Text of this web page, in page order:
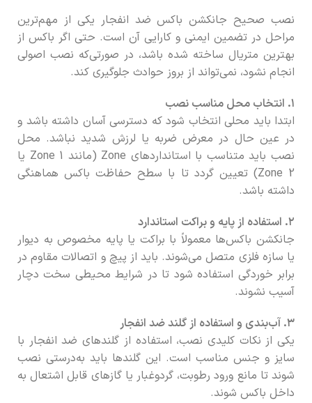
نصب صحیح جانکشن باکس ضد انفجار یکی از مهم‌ترین
مراحل در تضمین ایمنی و کارایی آن است. حتی اگر باکس از
بهترین متریال ساخته شده باشد، در صورتی‌که نصب اصولی
انجام نشود، نمی‌تواند از بروز حوادث جلوگیری کند.
۱. انتخاب محل مناسب نصب
ابتدا باید محلی انتخاب شود که دسترسی آسان داشته باشد و
در عین حال در معرض ضربه یا لرزش شدید نباشد. محل
نصب باید متناسب با استانداردهای Zone (مانند Zone 1 یا
Zone 2) تعیین گردد تا با سطح حفاظت باکس هماهنگی
داشته باشد.
۲. استفاده از پایه و براکت استاندارد
جانکشن باکس‌ها معمولاً با براکت یا پایه مخصوص به دیوار
یا سازه فلزی متصل می‌شوند. باید از پیچ و اتصالات مقاوم در
برابر خوردگی استفاده شود تا در شرایط محیطی سخت دچار
آسیب نشوند.
۳. آب‌بندی و استفاده از گلند ضد انفجار
یکی از نکات کلیدی نصب، استفاده از گلندهای ضد انفجار با
سایز و جنس مناسب است. این گلندها باید به‌درستی نصب
شوند تا مانع ورود رطوبت، گردوغبار یا گازهای قابل اشتعال به
داخل باکس شوند.